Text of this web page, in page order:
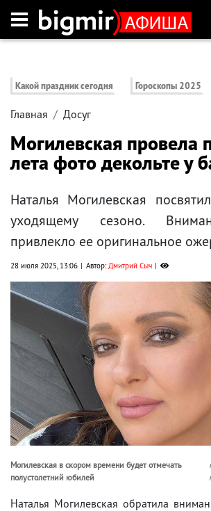
Какой праздник сегодня Гороскопы 2025
Главная Досуг
Могилевская провела
лета фото декольте у
Наталья Могилевская
уходящему сезоно.
привлекло ее оригинальное
28 июля 2025, 13:06 Автор:Дмитрий Сыч
Могилевская в скором времени будет отмечать
полустолетний юбилей
Наталья Могилевская обратила